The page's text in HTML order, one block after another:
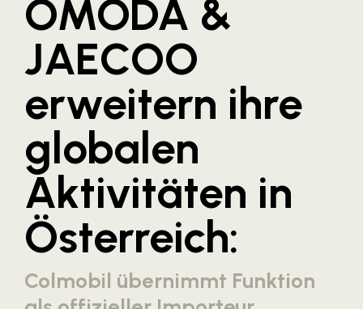
Meldungen
AKTUELLES
ALEX Krems
Amazon Web Services
Artweger
AustroCel Hallein
Blaguss
Cineplexx
OMODA &
JAECOO
erweitern ihre
globalen
Aktivitäten in
Österreich:
Colmobil übernimmt Funktion